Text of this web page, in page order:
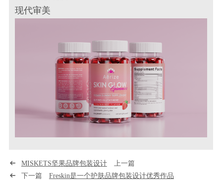
现代审美
MISKETS坚果品牌包装设计上一篇
下一篇 Freskin是一个护肤品牌包装设计优秀作品